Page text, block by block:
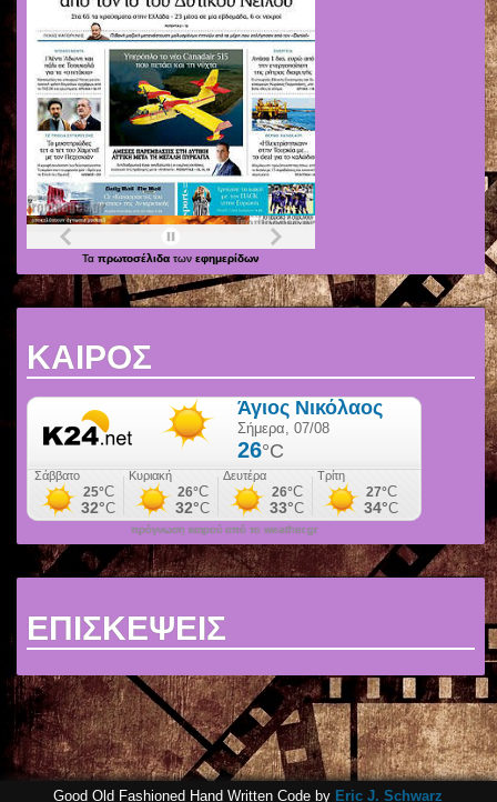
Τα πρωτοσέλιδα των εφημερίδων
ΚΑΙΡΟΣ
πρόγνωση καιρού από το weather.gr
ΕΠΙΣΚΕΨΕΙΣ
Good Old Fashioned Hand Written Code by Eric J. Schwarz